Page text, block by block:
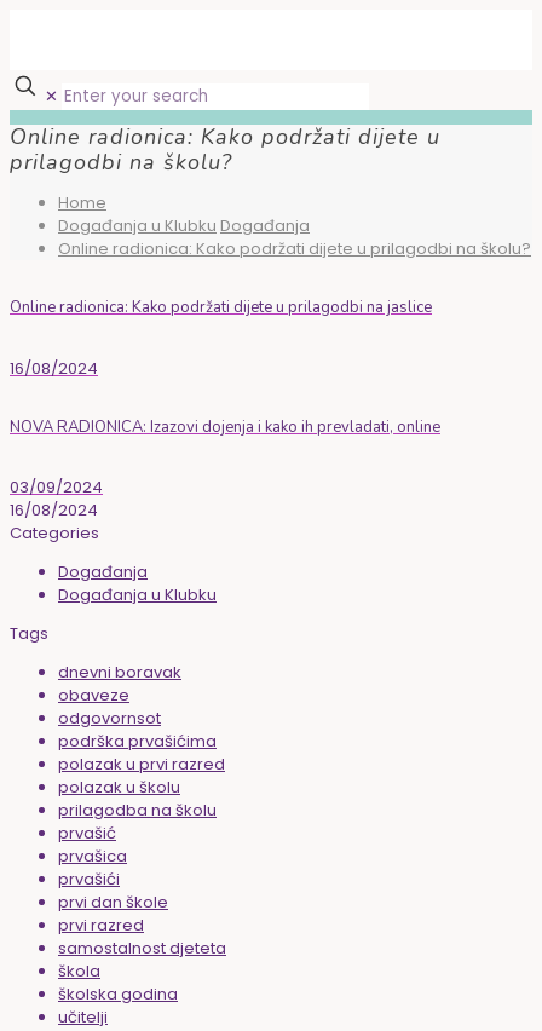
✕
Online radionica: Kako podržati dijete u
prilagodbi na školu?
Home
Događanja u Klubku Događanja
Online radionica: Kako podržati dijete u prilagodbi na školu?
Online radionica: Kako podržati dijete u prilagodbi na jaslice
16/08/2024
NOVA RADIONICA: Izazovi dojenja i kako ih prevladati, online
03/09/2024
16/08/2024
Categories
Događanja
Događanja u Klubku
Tags
dnevni boravak
obaveze
odgovornsot
podrška prvašićima
polazak u prvi razred
polazak u školu
prilagodba na školu
prvašić
prvašica
prvašići
prvi dan škole
prvi razred
samostalnost djeteta
škola
školska godina
učitelji